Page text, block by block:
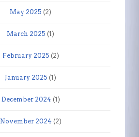
May 2025 (2)
March 2025 (1)
February 2025 (2)
January 2025 (1)
December 2024 (1)
November 2024 (2)